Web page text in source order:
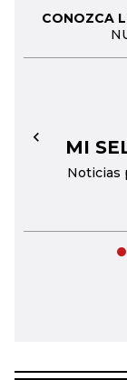
CONOZCA
MI
Noticias
←